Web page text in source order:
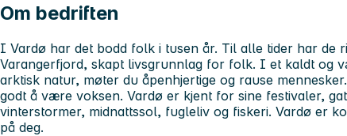
Om bedriften
I Vardø har det bodd folk i tusen år. Til alle tider har de
Varangerfjord, skapt livsgrunnlag for folk. I et kaldt og
arktisk natur, møter du åpenhjertige og rause
godt å være voksen. Vardø er kjent for sine festivaler,
vinterstormer, midnattssol, fugleliv og fiskeri. Vardø er
på deg.